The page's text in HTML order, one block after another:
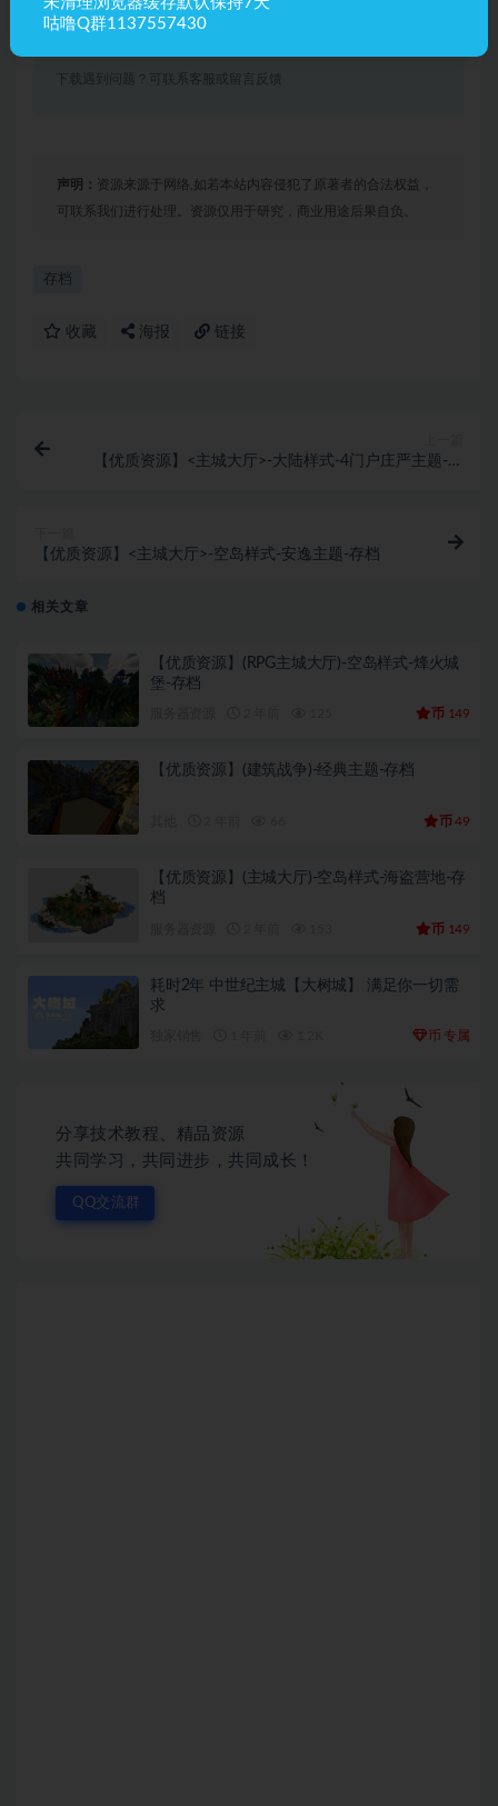
下载遇到问题？可联系客服或留言反馈
声明： 资源来源于网络,如若本站内容侵犯了原著者的合法权益，
可联系我们进行处理。资源仅用于研究，商业用途后果自负。
存档
收藏 海报 链接
【优质资源】<主城大厅>-大陆样式-4门户庄严主题-存
【优质资源】<主城大厅>-空岛样式-安逸主题-存档
相关文章
【优质资源】(RPG主城大厅)-空岛样式-烽火城
堡-存档
币 149
【优质资源】(建筑战争)-经典主题-存档
币 49
【优质资源】(主城大厅)-空岛样式-海盗营地-存
档
币 149
耗时2年 中世纪主城【大树城】 满足你一切需
求
币 专属
分享技术教程、精品资源
共同学习，共同进步，共同成长！
QQ交流群
咕噜Q群1137557430